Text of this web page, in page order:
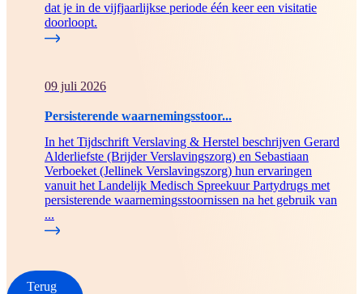
dat je in de vijfjaarlijkse periode één keer een visitatie
doorloopt.
09 juli 2026
Persisterende waarnemingsstoor...
In het Tijdschrift Verslaving & Herstel beschrijven Gerard
Alderliefste (Brijder Verslavingszorg) en Sebastiaan
Verboeket (Jellinek Verslavingszorg) hun ervaringen
vanuit het Landelijk Medisch Spreekuur Partydrugs met
persisterende waarnemingsstoornissen na het gebruik van
...
Terug